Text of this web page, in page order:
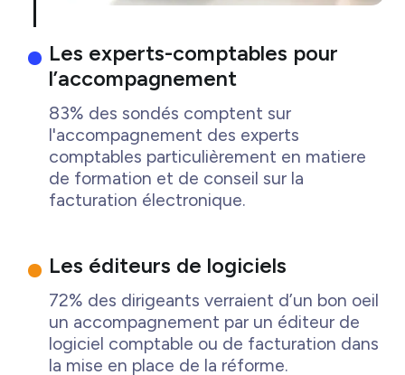
Les experts-comptables pour
l’accompagnement
83% des sondés comptent sur
l'accompagnement des experts
comptables particulièrement en matiere
de formation et de conseil sur la
facturation électronique.
Les éditeurs de logiciels
72% des dirigeants verraient d’un bon oeil
un accompagnement par un éditeur de
logiciel comptable ou de facturation dans
la mise en place de la réforme.